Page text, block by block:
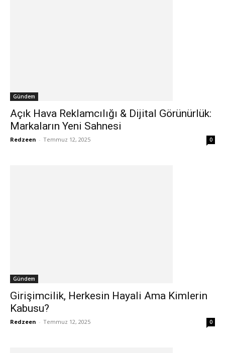
Gündem
Açık Hava Reklamcılığı & Dijital Görünürlük:
Markaların Yeni Sahnesi
Redzeen - Temmuz 12, 2025 0
Gündem
Girişimcilik, Herkesin Hayali Ama Kimlerin
Kabusu?
Redzeen - Temmuz 12, 2025 0